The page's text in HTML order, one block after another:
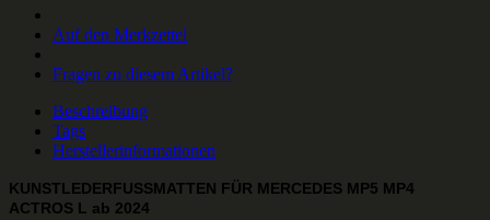
Auf den Merkzettel
Fragen zu diesem Artikel?
Beschreibung
Tags
Herstellerinformationen
KUNSTLEDERFUSSMATTEN FÜR MERCEDES MP5 MP4
ACTROS L ab 2024